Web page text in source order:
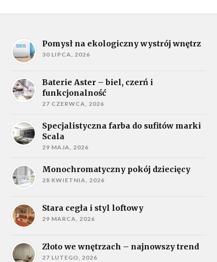
Pomysł na ekologiczny wystrój wnętrz
30 LIPCA, 2026
Baterie Aster – biel, czerń i
funkcjonalność
27 CZERWCA, 2026
Specjalistyczna farba do sufitów marki
Scala
29 MAJA, 2026
Monochromatyczny pokój dziecięcy
28 KWIETNIA, 2026
Stara cegła i styl loftowy
29 MARCA, 2026
Złoto we wnętrzach – najnowszy trend
27 LUTEGO, 2026